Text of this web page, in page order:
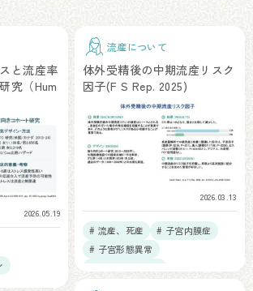
と流産率
究（Hum
2026.05.19
流産について
体外受精後の中期流産リスク
因子(F S Rep. 2025)
2026.03.13
# 流産、死産
# 子宮内膜症
# 子宮形態異常
# 不育症（RPL）